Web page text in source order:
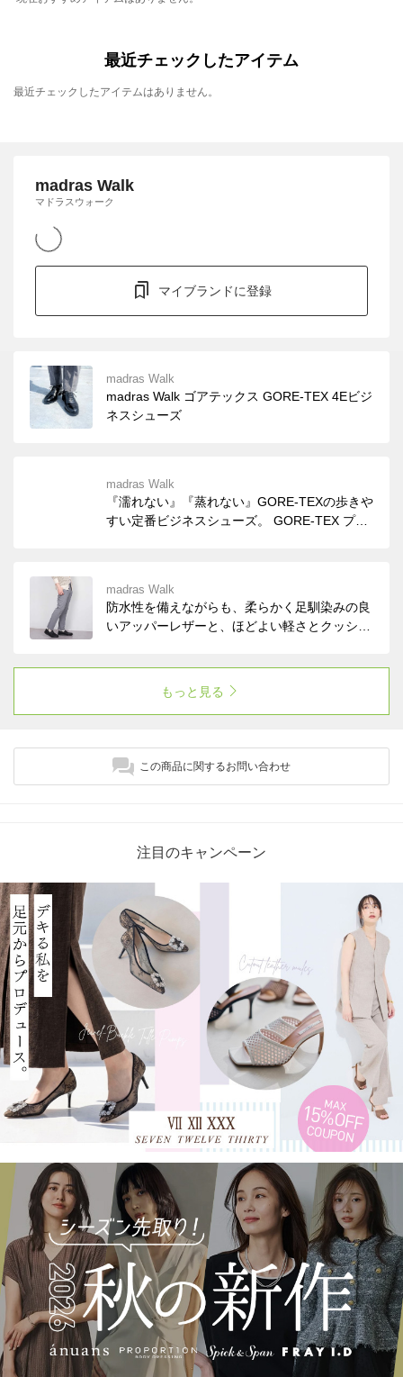
最近チェックしたアイテム
最近チェックしたアイテムはありません。
madras Walk
マドラスウォーク
マイブランドに登録
madras Walk
madras Walk ゴアテックス GORE-TEX 4Eビジ
ネスシューズ
madras Walk
『濡れない』『蒸れない』GORE-TEXの歩きや
すい定番ビジネスシューズ。 GORE-TEX プロ
外に逃がし、足元を常にドライで快適に保ちま
す。
madras Walk
防水性を備えながらも、柔らかく足馴染みの良
いアッパーレザーと、ほどよい軽さとクッショ
アルシーンは勿論、ライトビジネスシーンにも
ピッタリなスリッポンデザイン。
もっと見る
この商品に関するお問い合わせ
注目のキャンペーン